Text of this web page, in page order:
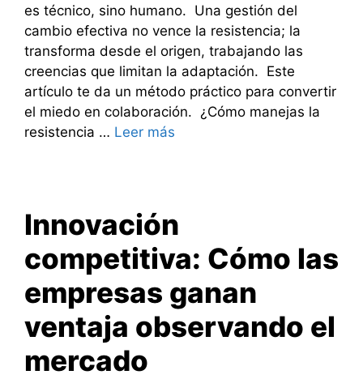
es técnico, sino humano. Una gestión del
cambio efectiva no vence la resistencia; la
transforma desde el origen, trabajando las
creencias que limitan la adaptación. Este
artículo te da un método práctico para convertir
el miedo en colaboración. ¿Cómo manejas la
resistencia … Leer más
Innovación
competitiva: Cómo las
empresas ganan
ventaja observando el
mercado